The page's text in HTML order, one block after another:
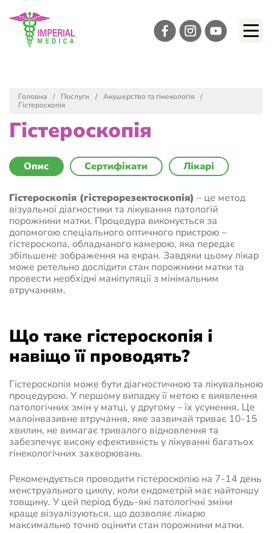
Головна Послуги
Акушерство та гінекологія
Гістероскопія
Гістероскопія
Опис Сертифікати Лікарі
Гістероскопія (гістерорезектоскопія) – це метод
візуальної діагностики та лікування патологій
порожнини матки. Процедура виконується за
допомогою спеціального оптичного пристрою –
гістероскопа, обладнаного камерою, яка передає
збільшене зображення на екран. Завдяки цьому лікар
може ретельно дослідити стан порожнини матки та
провести необхідні маніпуляції з мінімальним
втручанням.
Що таке гістероскопія і
навіщо її проводять?
Гістероскопія може бути діагностичною та лікувальною
процедурою. У першому випадку її метою є виявлення
патологічних змін у матці, у другому – їх усунення. Це
малоінвазивне втручання, яке зазвичай триває 10-15
хвилин, не вимагає тривалого відновлення та
забезпечує високу ефективність у лікуванні багатьох
гінекологічних захворювань.
Рекомендується проводити гістероскопію на 7-14 день
менструального циклу, коли ендометрій має найтоншу
товщину. У цей період будь-які патологічні зміни
краще візуалізуються, що дозволяє лікарю
максимально точно оцінити стан порожнини матки.